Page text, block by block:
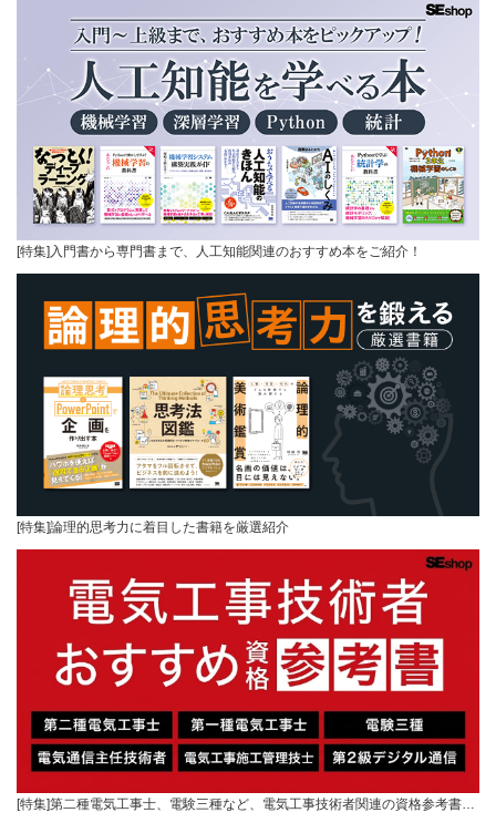
[特集]入門書から専門書まで、人工知能関連のおすすめ本をご紹介！
[特集]論理的思考力に着目した書籍を厳選紹介
[特集]第二種電気工事士、電験三種など、電気工事技術者関連の資格参考書…